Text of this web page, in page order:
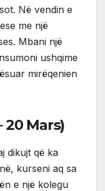
Në vendin e
me një
Mbani një
ushqime
mirëqenien
20 Mars)
dikujt që ka
kurseni aq sa
e një kolegu